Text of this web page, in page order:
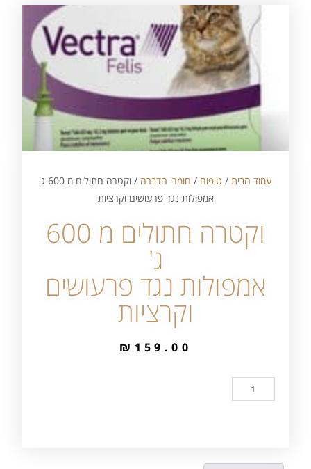
עמוד הבית / טיפוח / חומרי הדברה
/ וקטרה חתולים מ 600 ג'
אמפולות נגד פרעושים וקרציות
וקטרה חתולים מ 600
ג'
אמפולות נגד פרעושים
וקרציות
₪ 159.00